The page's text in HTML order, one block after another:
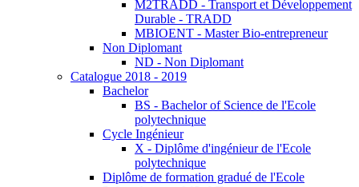
M2TRADD - Transport et Développement
Durable - TRADD
MBIOENT - Master Bio-entrepreneur
Non Diplomant
ND - Non Diplomant
Catalogue 2018 - 2019
Bachelor
BS - Bachelor of Science de l'Ecole
polytechnique
Cycle Ingénieur
X - Diplôme d'ingénieur de l'Ecole
polytechnique
Diplôme de formation gradué de l'Ecole